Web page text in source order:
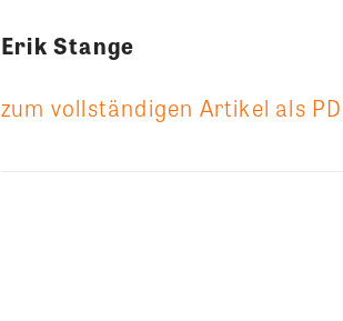
Erik Stange
zum vollständigen Artikel als